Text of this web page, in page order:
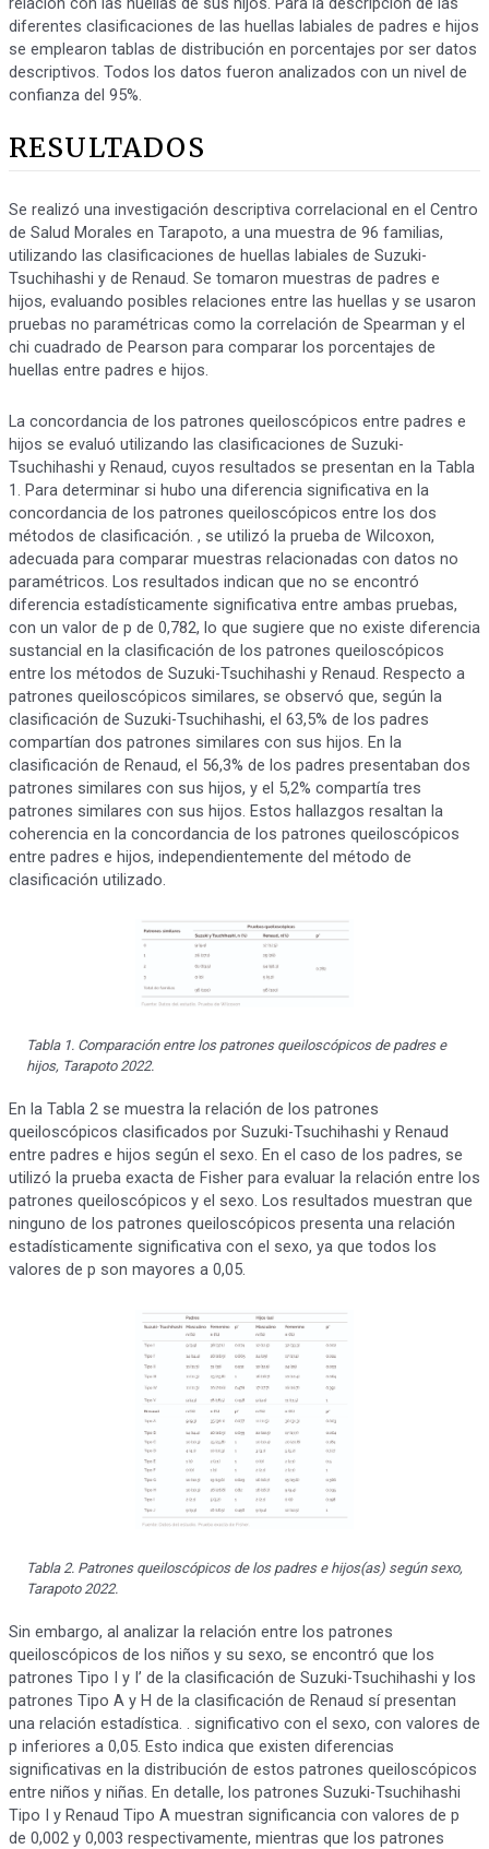
diferentes clasificaciones de las huellas labiales de padres e hijos
se emplearon tablas de distribución en porcentajes por ser datos
descriptivos. Todos los datos fueron analizados con un nivel de
confianza del 95%.
RESULTADOS
Se realizó una investigación descriptiva correlacional en el Centro
de Salud Morales en Tarapoto, a una muestra de 96 familias,
utilizando las clasificaciones de huellas labiales de Suzuki-
Tsuchihashi y de Renaud. Se tomaron muestras de padres e
hijos, evaluando posibles relaciones entre las huellas y se usaron
pruebas no paramétricas como la correlación de Spearman y el
chi cuadrado de Pearson para comparar los porcentajes de
huellas entre padres e hijos.
La concordancia de los patrones queiloscópicos entre padres e
hijos se evaluó utilizando las clasificaciones de Suzuki-
Tsuchihashi y Renaud, cuyos resultados se presentan en la Tabla
1. Para determinar si hubo una diferencia significativa en la
concordancia de los patrones queiloscópicos entre los dos
métodos de clasificación. , se utilizó la prueba de Wilcoxon,
adecuada para comparar muestras relacionadas con datos no
paramétricos. Los resultados indican que no se encontró
diferencia estadísticamente significativa entre ambas pruebas,
con un valor de p de 0,782, lo que sugiere que no existe diferencia
sustancial en la clasificación de los patrones queiloscópicos
entre los métodos de Suzuki-Tsuchihashi y Renaud. Respecto a
patrones queiloscópicos similares, se observó que, según la
clasificación de Suzuki-Tsuchihashi, el 63,5% de los padres
compartían dos patrones similares con sus hijos. En la
clasificación de Renaud, el 56,3% de los padres presentaban dos
patrones similares con sus hijos, y el 5,2% compartía tres
patrones similares con sus hijos. Estos hallazgos resaltan la
coherencia en la concordancia de los patrones queiloscópicos
entre padres e hijos, independientemente del método de
clasificación utilizado.
Tabla 1. Comparación entre los patrones queiloscópicos de padres e
hijos, Tarapoto 2022.
En la Tabla 2 se muestra la relación de los patrones
queiloscópicos clasificados por Suzuki-Tsuchihashi y Renaud
entre padres e hijos según el sexo. En el caso de los padres, se
utilizó la prueba exacta de Fisher para evaluar la relación entre los
patrones queiloscópicos y el sexo. Los resultados muestran que
ninguno de los patrones queiloscópicos presenta una relación
estadísticamente significativa con el sexo, ya que todos los
valores de p son mayores a 0,05.
Tabla 2. Patrones queiloscópicos de los padres e hijos(as) según sexo,
Tarapoto 2022.
Sin embargo, al analizar la relación entre los patrones
queiloscópicos de los niños y su sexo, se encontró que los
patrones Tipo I y I’ de la clasificación de Suzuki-Tsuchihashi y los
patrones Tipo A y H de la clasificación de Renaud sí presentan
una relación estadística. . significativo con el sexo, con valores de
p inferiores a 0,05. Esto indica que existen diferencias
significativas en la distribución de estos patrones queiloscópicos
entre niños y niñas. En detalle, los patrones Suzuki-Tsuchihashi
Tipo I y Renaud Tipo A muestran significancia con valores de p
de 0,002 y 0,003 respectivamente, mientras que los patrones